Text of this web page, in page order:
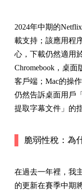
2024年中期的
載支持；該應用程
心，下載仍然適用
Chromebook，桌
客戶端；Mac的操
仍然告訴桌面用戶
提取字幕文件」的
脆弱性稅：為
在過去一年裡，我
的更新在賽季中期